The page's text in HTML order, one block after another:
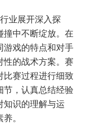
业展开深入探
撞中不断绽放。在
游戏的特点和对手
性的战术方案。赛
比赛过程进行细致
节，认真总结经验
知识的理解与运
。